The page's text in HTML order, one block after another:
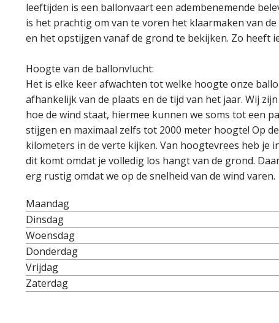
leeftijden is een ballonvaart een adembenemende
is het prachtig om van te voren het klaarmaken van
en het opstijgen vanaf de grond te bekijken. Zo heeft
Hoogte van de ballonvlucht:
Het is elke keer afwachten tot welke hoogte onze
afhankelijk van de plaats en de tijd van het jaar. Wij
hoe de wind staat, hiermee kunnen we soms tot een
stijgen en maximaal zelfs tot 2000 meter hoogte! Op
kilometers in de verte kijken. Van hoogtevrees heb je
dit komt omdat je volledig los hangt van de grond.
erg rustig omdat we op de snelheid van de wind varen.
Maandag
Dinsdag
Woensdag
Donderdag
Vrijdag
Zaterdag